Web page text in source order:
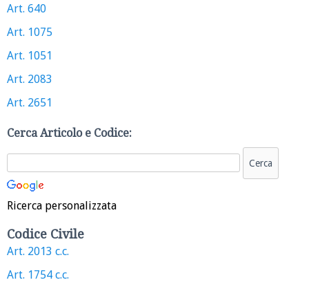
Art. 640
Art. 1075
Art. 1051
Art. 2083
Art. 2651
Cerca Articolo e Codice:
Ricerca personalizzata
Codice Civile
Art. 2013 c.c.
Art. 1754 c.c.